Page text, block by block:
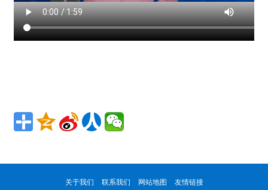
关于我们 联系我们 网站地图 友情链接